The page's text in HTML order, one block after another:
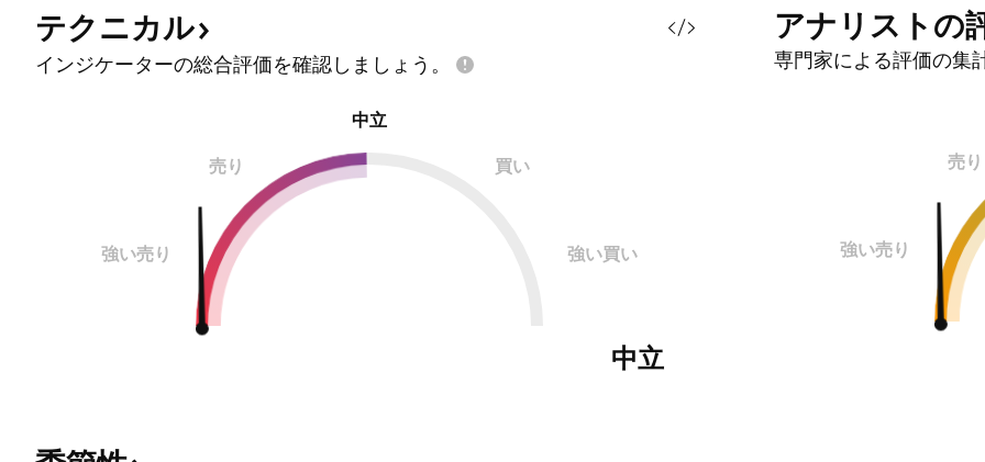
ション、研究動物診断サービスなど、 非臨床薬候補の
研究とスクリーニングにおける研究モデルの使用をサ
テクニカル
インジケーターの総合評価を確認しましょう。
中立
売り 買い
強い売り 強い買い
中立
アナリストの
専門家による評価の集
売り
強い売り